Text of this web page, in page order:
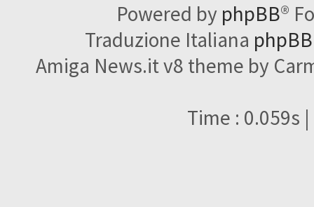
Powered by phpBB®
Traduzione Italiana
Amiga News.it v8 theme by
Time : 0.059s